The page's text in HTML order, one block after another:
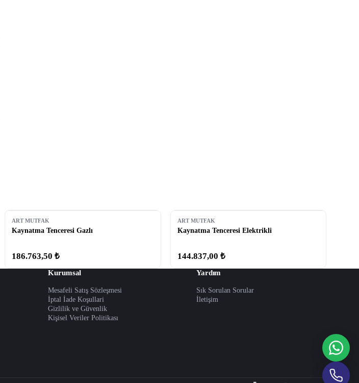
ART MUTFAK
Kaynatma Tenceresi Gazlı
186.763,50 ₺
ART MUTFAK
Kaynatma Tenceresi Elektrikli
144.837,00 ₺
Kurumsal
Mesafeli Satış Sözleşmesi
İptal İade Koşullari
Gizlilik ve Güvenlik
Kişisel Veriler Politikası
Yardım
Sık Sorulan Sorular
İletişim